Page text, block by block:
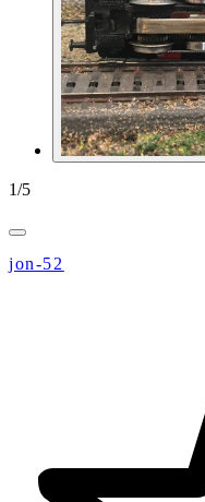
1/5
jon-52